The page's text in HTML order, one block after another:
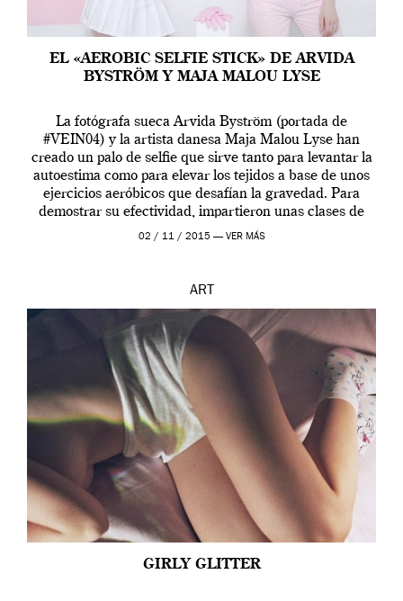
EL «AEROBIC SELFIE STICK» DE ARVIDA
BYSTRÖM Y MAJA MALOU LYSE
La fotógrafa sueca Arvida Byström (portada de
#VEIN04) y la artista danesa Maja Malou Lyse han
creado un palo de selfie que sirve tanto para levantar la
autoestima como para elevar los tejidos a base de unos
ejercicios aeróbicos que desafían la gravedad. Para
demostrar su efectividad, impartieron unas clases de
prueba en el Tate […]
02 / 11 / 2015 — VER MÁS
ART
GIRLY GLITTER